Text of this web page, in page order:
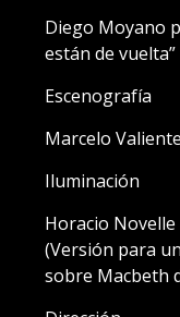
Diego Moyano
están de vuelta”
Escenografía
Marcelo
Iluminación
Horacio
(Versión para
sobre Macbeth